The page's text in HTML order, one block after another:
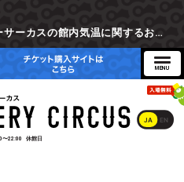
【重要】東京ミステリーサーカスの館内気温に関するお詫びとご参加辞退時の返金対応について
JA EN
〜22:00 休館日